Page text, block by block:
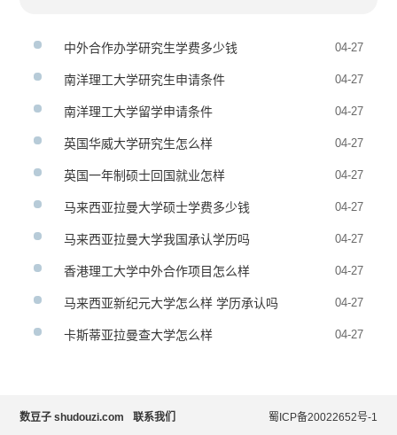
中外合作办学研究生学费多少钱 04-27
南洋理工大学研究生申请条件 04-27
南洋理工大学留学申请条件 04-27
英国华威大学研究生怎么样 04-27
英国一年制硕士回国就业怎样 04-27
马来西亚拉曼大学硕士学费多少钱 04-27
马来西亚拉曼大学我国承认学历吗 04-27
香港理工大学中外合作项目怎么样 04-27
马来西亚新纪元大学怎么样 学历承认吗 04-27
卡斯蒂亚拉曼查大学怎么样 04-27
数豆子 shudouzi.com 联系我们 蜀ICP备20022652号-1